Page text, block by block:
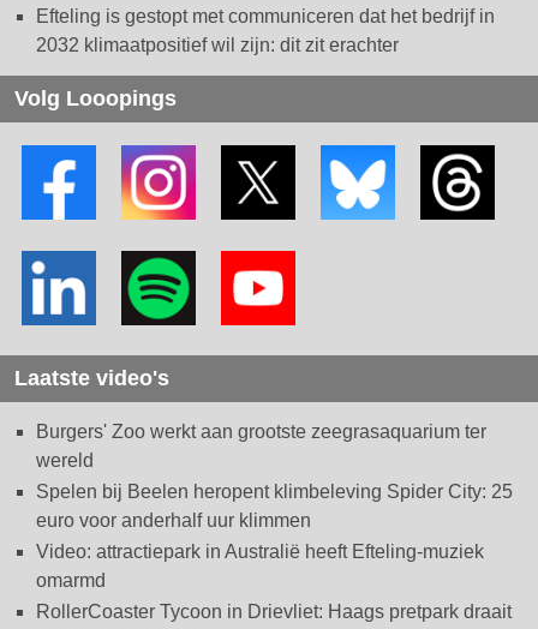
Efteling is gestopt met communiceren dat het bedrijf in
2032 klimaatpositief wil zijn: dit zit erachter
Volg Looopings
Laatste video's
Burgers' Zoo werkt aan grootste zeegrasaquarium ter
wereld
Spelen bij Beelen heropent klimbeleving Spider City: 25
euro voor anderhalf uur klimmen
Video: attractiepark in Australië heeft Efteling-muziek
omarmd
RollerCoaster Tycoon in Drievliet: Haags pretpark draait